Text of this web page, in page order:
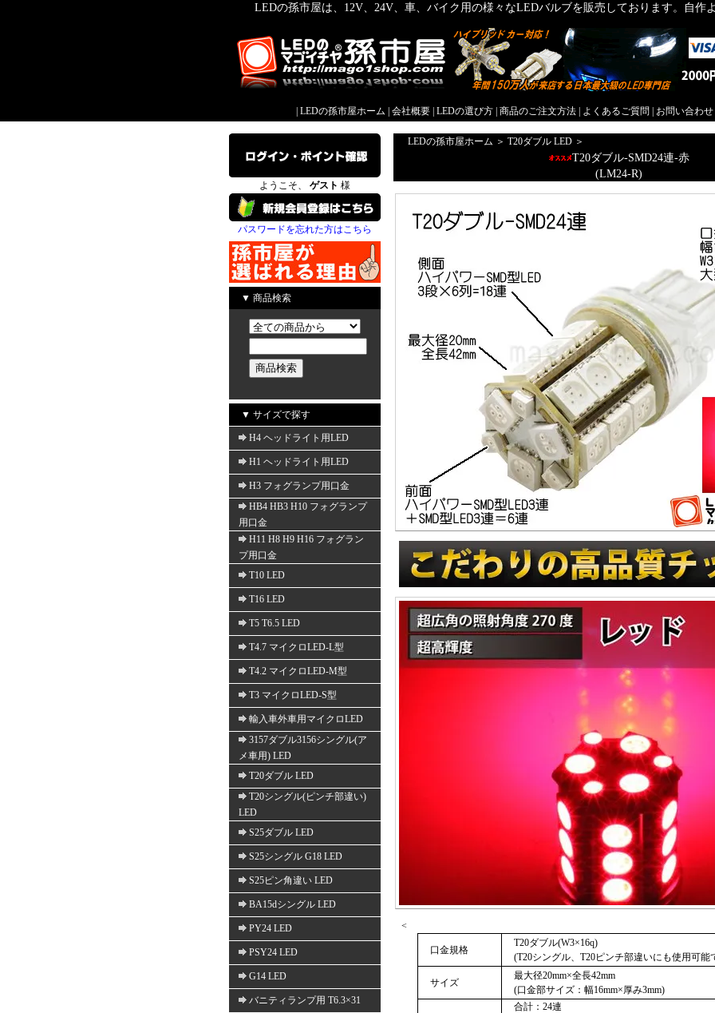
LEDの孫市屋は、12V、24V、車、バイク用の様々なLEDバルブを販売しております。自作
LEDの孫市屋ホーム 会社概要 LEDの選び方 商品のご注文方法 よくあるご質問 お問い合わせ
ようこそ、 ゲスト 様
パスワードを忘れた方はこちら
▼ 商品検索
▼ サイズで探す
H4 ヘッドライト用LED
H1 ヘッドライト用LED
H3 フォグランプ用口金
HB4 HB3 H10 フォグランプ
用口金
H11 H8 H9 H16 フォグラン
プ用口金
T10 LED
T16 LED
T5 T6.5 LED
T4.7 マイクロLED-L型
T4.2 マイクロLED-M型
T3 マイクロLED-S型
輸入車外車用マイクロLED
3157ダブル3156シングル(ア
メ車用) LED
T20ダブル LED
T20シングル(ピンチ部違い)
LED
S25ダブル LED
S25シングル G18 LED
S25ピン角違い LED
BA15dシングル LED
PY24 LED
PSY24 LED
G14 LED
バニティランプ用 T6.3×31
LEDの孫市屋ホーム ＞ T20ダブル LED ＞
T20ダブル-SMD24連-赤
(LM24-R)
<
口金規格
T20ダブル(W3×16q)
(T20シングル、T20ピンチ部違いにも使用可能
サイズ
最大径20mm×全長42mm
(口金部サイズ：幅16mm×厚み3mm)
合計：24連